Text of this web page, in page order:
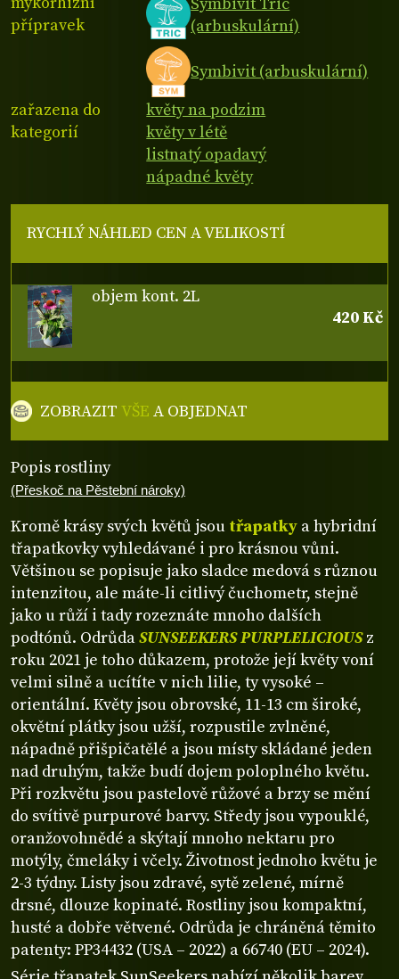
přípravek
Symbivit Tric
(arbuskulární)
Symbivit (arbuskulární)
zařazena do
kategorií
květy na podzim
květy v létě
listnatý opadavý
nápadné květy
Popis rostliny
(Přeskoč na Pěstební nároky)
Kromě krásy svých květů jsou třapatky a hybridní
třapatkovky vyhledávané i pro krásnou vůni.
Většinou se popisuje jako sladce medová s různou
intenzitou, ale máte-li citlivý čuchometr, stejně
jako u růží i tady rozeznáte mnoho dalších
podtónů. OdrůdaSUNSEEKERS PURPLELICIOUSz
roku 2021 je toho důkazem, protože její květy voní
velmi silně a ucítíte v nich lilie, ty vysoké –
orientální. Květy jsou obrovské, 11-13 cm široké,
okvětní plátky jsou užší, rozpustile zvlněné,
nápadně přišpičatělé a jsou místy skládané jeden
nad druhým, takže budí dojem poloplného květu.
Při rozkvětu jsou pastelově růžové a brzy se mění
do svítivě purpurové barvy. Středy jsou vypouklé,
oranžovohnědé a skýtají mnoho nektaru pro
motýly, čmeláky i včely. Životnost jednoho květu je
2-3 týdny. Listy jsou zdravé, sytě zelené, mírně
drsné, dlouze kopinaté. Rostliny jsou kompaktní,
husté a dobře větvené. Odrůda je chráněná těmito
patenty: PP34432 (USA – 2022) a 66740 (EU – 2024).
RYCHLÝ NÁHLED CEN A VELIKOSTÍ
objem kont. 2L
420 Kč
ZOBRAZITVŠE A OBJEDNAT